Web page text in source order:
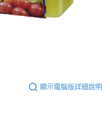
顯示電腦版詳細說明